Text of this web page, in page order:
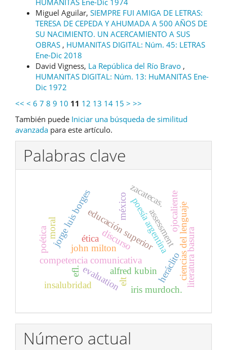
HUMANITAS Ene-Dic 1974
Miguel Aguilar, SIEMPRE FUI AMIGA DE LETRAS:
TERESA DE CEPEDA Y AHUMADA A 500 AÑOS DE
SU NACIMIENTO. UN ACERCAMIENTO A SUS
OBRAS , HUMANITAS DIGITAL: Núm. 45: LETRAS
Ene-Dic 2018
David Vigness, La República del Río Bravo ,
HUMANITAS DIGITAL: Núm. 13: HuMANITAS Ene-
Dic 1972
<< < 6 7 8 9 10 11 12 13 14 15 > >>
También puede Iniciar una búsqueda de similitud
avanzada para este artículo.
Palabras clave
discurso
competencia comunicativa
educación superior
jorge luis borges
heráclito
john milton poesía argentina
ética
moral
méxico
alfred kubin
assessment
evaluationelt
efl. ciencias del lenguaje
ojocaliente
zacatecas.
insalubridad
poética
iris murdoch.
literatura basura
Número actual